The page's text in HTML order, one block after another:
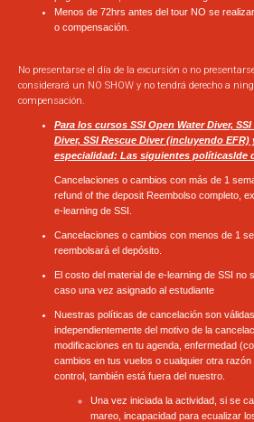
Menos de 72hrs antes del tour NO se
o compensación.
No presentarse el día de la excursión o no
considerará un NO SHOW y no tendrá derecho a
compensación.
Para los cursos SSI Open Water Diver,
Diver, SSI Rescue Diver (incluyendo
especialidad: Las siguientes políticaslde
Cancelaciones o cambios con más de 1
refund of the deposit Reembolso completo,
e-learning de SSI.
Cancelaciones o cambios con menos de 1
reembolsará el depósito.
El costo del material de e-learning de SSI no
caso una vez asignado al estudiante
Nuestras políticas de cancelación son
independientemente del motivo de la
modificaciones en tu agenda, enfermedad
cambios en tus vuelos o cualquier otra
control, también está fuera del nuestro.
Una vez iniciada la actividad, si se
mareo, incapacidad para ecualizar